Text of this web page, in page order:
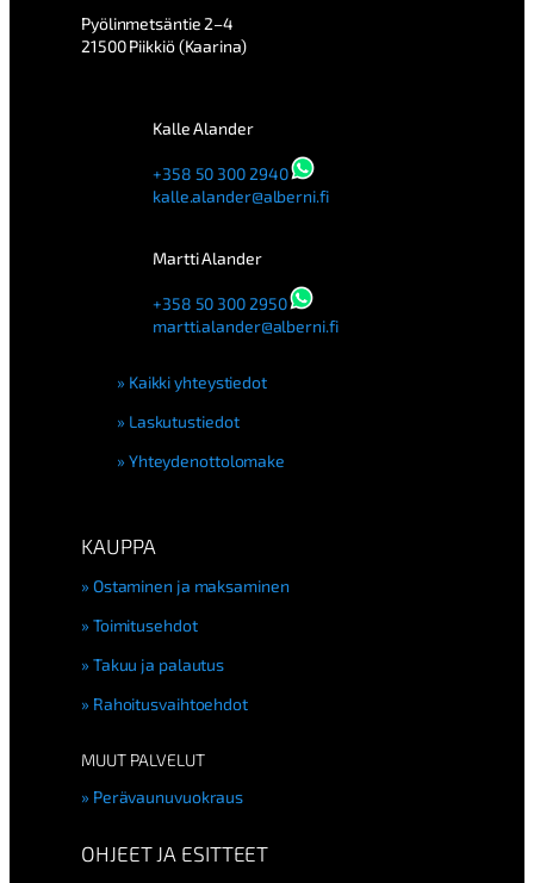
Pyölinmetsäntie 2–4
21500 Piikkiö (Kaarina)
Kalle Alander
+358 50 300 2940
kalle.alander@alberni.fi
Martti Alander
+358 50 300 2950
martti.alander@alberni.fi
Kaikki yhteystiedot
Laskutustiedot
Yhteydenottolomake
KAUPPA
Ostaminen ja maksaminen
Toimitusehdot
Takuu ja palautus
Rahoitusvaihtoehdot
MUUT PALVELUT
Perävaunuvuokraus
OHJEET JA ESITTEET